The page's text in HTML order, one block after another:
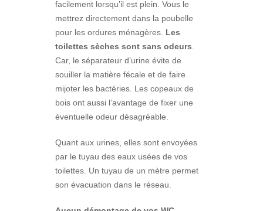
facilement lorsqu’il est plein. Vous le
mettrez directement dans la poubelle
pour les ordures ménagères. Les
toilettes sèches sont sans odeurs
Car, le séparateur d’urine évite de
souiller la matière fécale et de faire
mijoter les bactéries. Les copeaux de
bois ont aussi l’avantage de fixer une
éventuelle odeur désagréable.
Quant aux urines, elles sont envoyées
par le tuyau des eaux usées de vos
toilettes. Un tuyau de un mètre permet
son évacuation dans le réseau.